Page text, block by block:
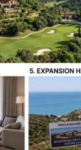
y nuevas